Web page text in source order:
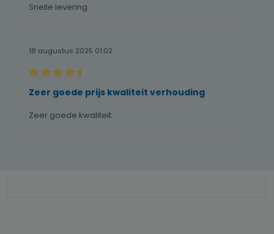
Snelle levering
18 augustus 2025 01:02
Recensie met een waardering van 4.5 van de 5 sterren
Zeer goede prijs kwaliteit verhouding
Zeer goede kwaliteit.